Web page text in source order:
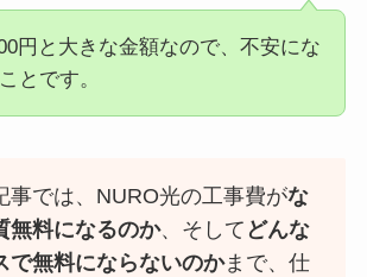
円と大きな金額なので、不安にな
とです。
事では、NURO光の工事費がな
無料になるのか、そして どんな
で無料にならないのかまで、仕